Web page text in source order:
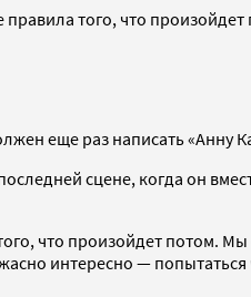
того, что произойдет
еще раз написать «Анну
сцене, когда он
что произойдет потом.
интересно —